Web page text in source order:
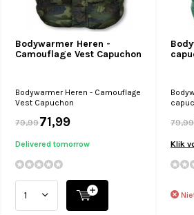
Bodywarmer Heren -
Camouflage Vest Capuchon
Bodywarmer Heren - Camouflage
Vest Capuchon
79,9971,99
Delivered tomorrow
79,99
Klik